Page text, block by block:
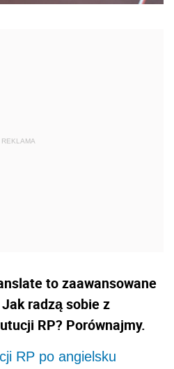
to zaawansowane
radzą sobie z
RP? Porównajmy.
RP po angielsku